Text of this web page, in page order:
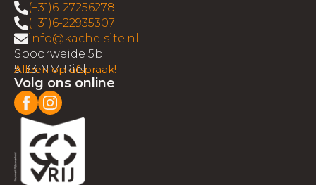
(+31)6-27256278
(+31)6-22935307
info@kachelsite.nl
Spoorweide 5b
5133 NM Riel
Alleen op afspraak!
Volg ons online